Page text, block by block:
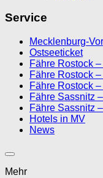
Service
Mecklenburg-
Ostseeticket
Fähre Rostock
Fähre Rostock
Fähre Rostock
Fähre Sassnitz
Fähre Sassnitz
Hotels in MV
News
Mehr